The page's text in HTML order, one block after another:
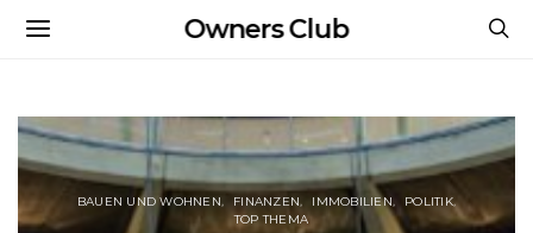
Owners Club
BAUEN UND WOHNEN FINANZEN IMMOBILIEN
POLITIK
TOP THEMA